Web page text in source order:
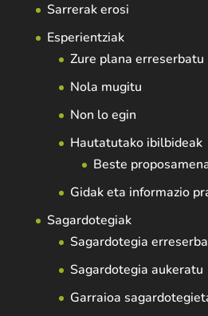
Sarrerak erosi
Esperientziak
Zure plana erreserbatu
Nola mugitu
Non lo egin
Hautatutako ibilbideak
Beste
Gidak eta informazio
Sagardotegiak
Sagardotegia
Sagardotegia aukeratu
Garraioa